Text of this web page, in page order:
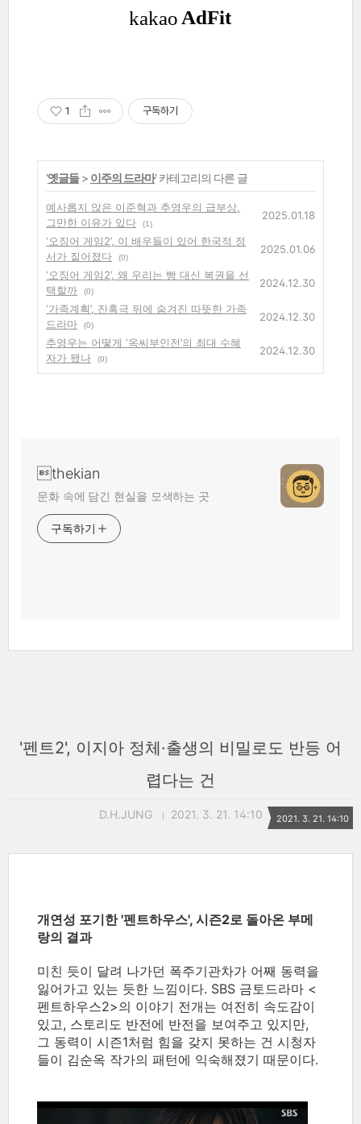
1 구독하기
'옛글들> 이주의 드라마' 카테고리의 다른 글
예사롭지 않은 이준혁과 추영우의 급부상,
그만한 이유가 있다
(1)
2025.01.18
‘오징어 게임2’, 이 배우들이 있어 한국적 정
서가 짙어졌다
(0)
2025.01.06
‘오징어 게임2’, 왜 우리는 빵 대신 복권을 선
택할까
(0)
2024.12.30
‘가족계획’, 잔혹극 뒤에 숨겨진 따뜻한 가족
드라마
(0)
2024.12.30
추영우는 어떻게 ‘옥씨부인전’의 최대 수혜
자가 됐나
(0)
2024.12.30
thekian
문화 속에 담긴 현실을 모색하는 곳
구독하기
'펜트2', 이지아 정체·출생의 비밀로도 반등 어
렵다는 건
D.H.JUNG 2021. 3. 21. 14:10 2021. 3. 21. 14:10
개연성 포기한 '펜트하우스', 시즌2로 돌아온 부메
랑의 결과
미친 듯이 달려 나가던 폭주기관차가 어째 동력을
잃어가고 있는 듯한 느낌이다. SBS 금토드라마 <
펜트하우스2>의 이야기 전개는 여전히 속도감이
있고, 스토리도 반전에 반전을 보여주고 있지만,
그 동력이 시즌1처럼 힘을 갖지 못하는 건 시청자
들이 김순옥 작가의 패턴에 익숙해졌기 때문이다.